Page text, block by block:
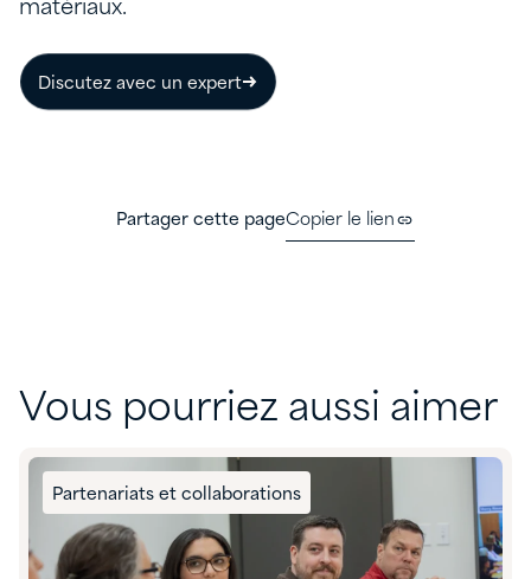
matériaux.
Discutez avec un expert
Partager cette pageCopier le lien
Vous pourriez aussi aimer
Partenariats et collaborations